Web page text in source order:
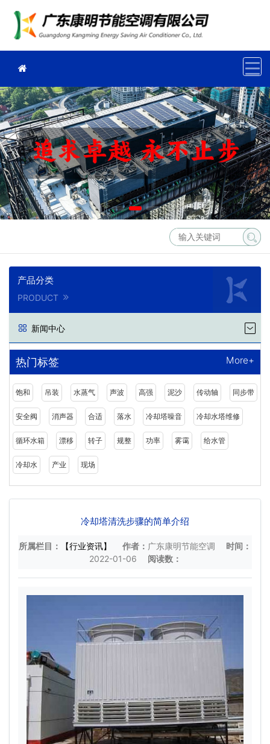
产品分类
PRODUCT
新闻中心
热门标签 More+
饱和 吊装 水蒸气 声波 高强 泥沙 传动轴 同步带
安全阀 消声器 合适 落水 冷却塔噪音 冷却水塔维修
循环水箱 漂移 转子 规整 功率 雾霭 给水管
冷却水 产业 现场
冷却塔清洗步骤的简单介绍
所属栏目： 【行业资讯】 作者： 广东康明节能空调
时间：
2022-01-06
阅读数：